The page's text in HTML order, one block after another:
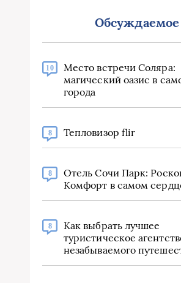
Обсуждаемое
10
Место встречи Соляра:
магический оазис в
города
8 Тепловизор flir
8
Отель Сочи Парк:
Комфорт в самом
8
Как выбрать лучшее
туристическое
незабываемого